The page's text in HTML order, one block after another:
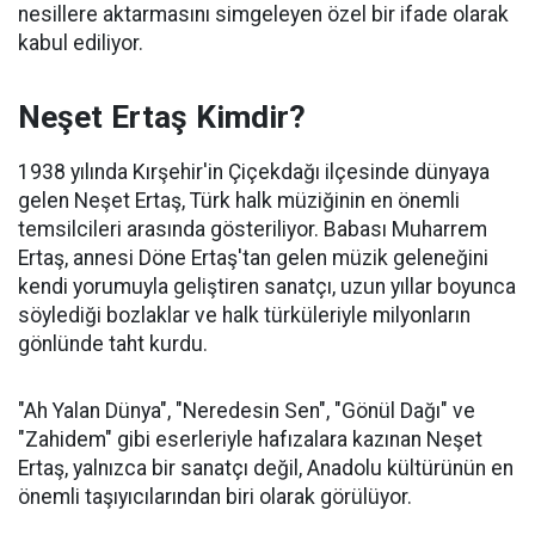
nesillere aktarmasını simgeleyen özel bir ifade olarak
kabul ediliyor.
Neşet Ertaş Kimdir?
1938 yılında Kırşehir'in Çiçekdağı ilçesinde dünyaya
gelen Neşet Ertaş, Türk halk müziğinin en önemli
temsilcileri arasında gösteriliyor. Babası Muharrem
Ertaş, annesi Döne Ertaş'tan gelen müzik geleneğini
kendi yorumuyla geliştiren sanatçı, uzun yıllar boyunca
söylediği bozlaklar ve halk türküleriyle milyonların
gönlünde taht kurdu.
"Ah Yalan Dünya", "Neredesin Sen", "Gönül Dağı" ve
"Zahidem" gibi eserleriyle hafızalara kazınan Neşet
Ertaş, yalnızca bir sanatçı değil, Anadolu kültürünün en
önemli taşıyıcılarından biri olarak görülüyor.